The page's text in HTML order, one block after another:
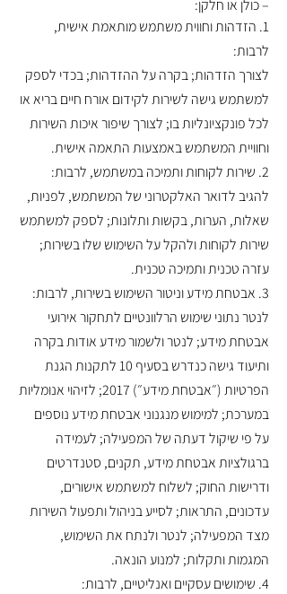
– כולן או חלקן:
1. הזדהות וחווית משתמש מותאמת אישית,
לרבות:
לצורך הזדהות; בקרה על ההזדהות; בכדי לספק
למשתמש גישה לשירות לקידום אורח חיים בריא או
לכל פונקציונליות בו; לצורך שיפור איכות השירות
וחוויית המשתמש באמצעות התאמה אישית.
2. שירות לקוחות ותמיכה במשתמש, לרבות:
להגיב לדואר האלקטרוני של המשתמש, לפניות,
שאלות, הערות, בקשות ותלונות; לספק למשתמש
שירות לקוחות ולהקל על השימוש שלו בשירות;
עזרה טכנית ותמיכה טכנית.
3. אבטחת מידע וניטור השימוש בשירות, לרבות:
לנטר נתוני שימוש הרלוונטיים לתחקור אירועי
אבטחת מידע; לנטר ולשמור מידע אודות בקרה
ותיעוד גישה כנדרש בסעיף 10 לתקנות הגנת
הפרטיות (״אבטחת מידע״) 2017; לזיהוי אנומליות
במערכת; למימוש מנגנוני אבטחת מידע נוספים
על פי שיקול דעתה של המפעילה; לעמידה
ברגולציות אבטחת מידע, תקנים, סטנדרטים
ודרישות החוק; לשלוח למשתמש אישורים,
עדכונים, התראות; לסייע בניהול ותפעול השירות
מצד המפעילה; לנטר ולנתח את השימוש,
המגמות ותקלות; למנוע הונאה.
4. שימושים עסקיים ואנליטיים, לרבות: